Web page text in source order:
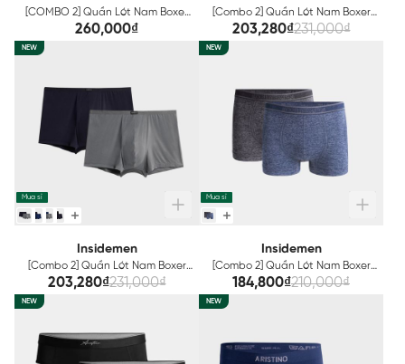
[COMBO 2] Quần Lót Nam Boxer
Insidemen Bigsize US Size
IBX001EGP02
260,000₫
[Combo 2] Quần Lót Nam Boxer
Insidemen IBX001EXP02
203,280₫231,000₫
NEW
Mua sỉ
Insidemen
[Combo 2] Quần Lót Nam Boxer
Insidemen IBX002EXP02
203,280₫231,000₫
NEW
Mua sỉ
Insidemen
[Combo 2] Quần Lót Nam Boxer
Insidemen IBX005EXP02
184,800₫210,000₫
NEW NEW